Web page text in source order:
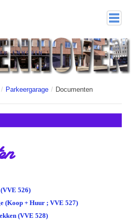
politie.nl)
/ Parkeergarage / Documenten
526)
(Koop + Huur ; VVE 527)
(VVE 528)